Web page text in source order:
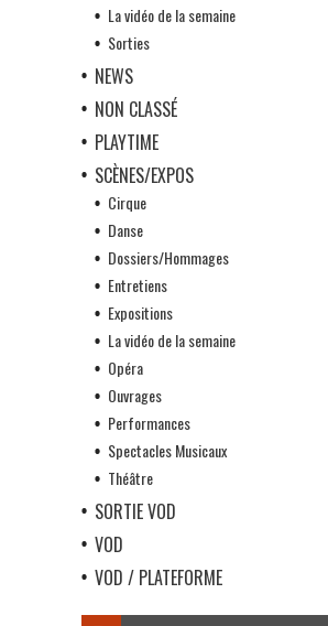
La vidéo de la semaine
Sorties
NEWS
NON CLASSÉ
PLAYTIME
SCÈNES/EXPOS
Cirque
Danse
Dossiers/Hommages
Entretiens
Expositions
La vidéo de la semaine
Opéra
Ouvrages
Performances
Spectacles Musicaux
Théâtre
SORTIE VOD
VOD
VOD / PLATEFORME